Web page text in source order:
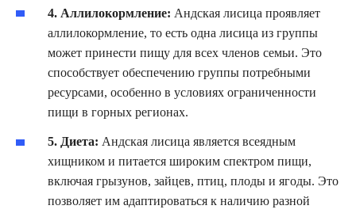
4. Аллилокормление: Андская лисица проявляет
аллилокормление, то есть одна лисица из группы
может принести пищу для всех членов семьи. Это
способствует обеспечению группы потребными
ресурсами, особенно в условиях ограниченности
пищи в горных регионах.
5. Диета: Андская лисица является всеядным
хищником и питается широким спектром пищи,
включая грызунов, зайцев, птиц, плоды и ягоды. Это
позволяет им адаптироваться к наличию разной